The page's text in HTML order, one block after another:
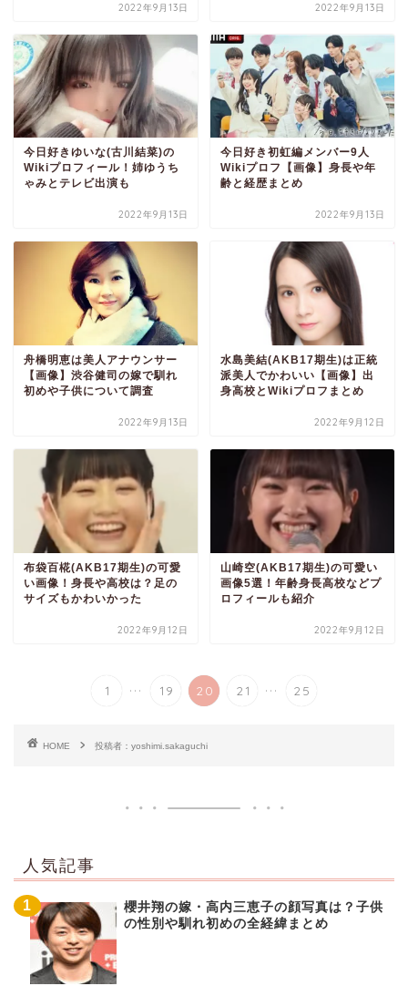
2022年9月13日 2022年9月13日
今日好きゆいな(古川結菜)の
Wikiプロフィール！姉ゆうち
ゃみとテレビ出演も
2022年9月13日
今日好き初虹編メンバー9人
Wikiプロフ【画像】身長や年
齢と経歴まとめ
2022年9月13日
舟橋明恵は美人アナウンサー
【画像】渋谷健司の嫁で馴れ
初めや子供について調査
2022年9月13日
水島美結(AKB17期生)は正統
派美人でかわいい【画像】出
身高校とWikiプロフまとめ
2022年9月12日
布袋百椛(AKB17期生)の可愛
い画像！身長や高校は？足の
サイズもかわいかった
2022年9月12日
山崎空(AKB17期生)の可愛い
画像5選！年齢身長高校などプ
ロフィールも紹介
2022年9月12日
1 ... 19 20 21 ... 25
HOME 投稿者：yoshimi.sakaguchi
人気記事
櫻井翔の嫁・高内三恵子の顔写真は？子供
の性別や馴れ初めの全経緯まとめ